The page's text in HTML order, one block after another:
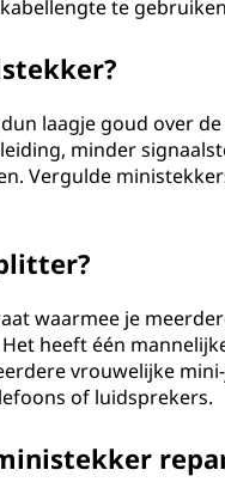
te
laagje goud over
minder
Vergulde
waarmee je
heeft één
vrouwelijke
of luidsprekers.